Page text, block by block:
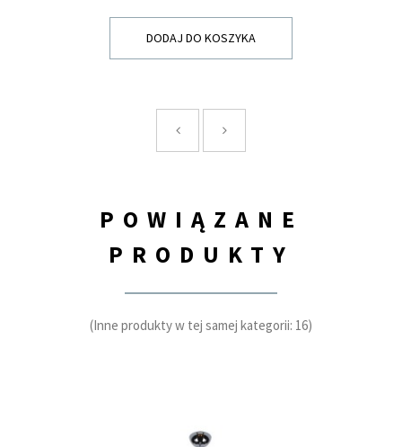
DODAJ DO KOSZYKA
POWIĄZANE
PRODUKTY
(Inne produkty w tej samej kategorii: 16)